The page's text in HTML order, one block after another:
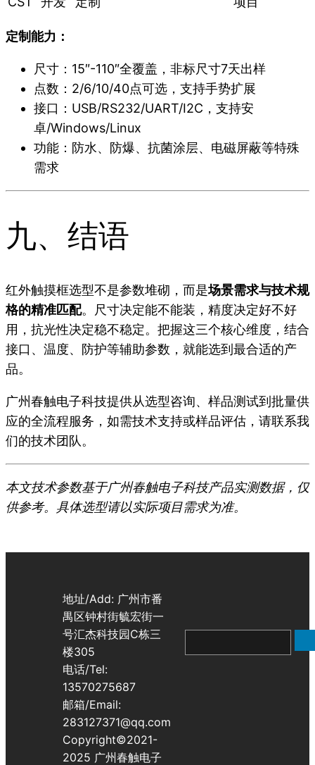
定制能力：
尺寸：15″-110″全覆盖，非标尺寸7天出样
点数：2/6/10/40点可选，支持手势扩展
接口：USB/RS232/UART/I2C，支持安
卓/Windows/Linux
功能：防水、防爆、抗菌涂层、电磁屏蔽等特殊
需求
九、结语
红外触摸框选型不是参数堆砌，而是场景需求与技术规
格的精准匹配。尺寸决定能不能装，精度决定好不好
用，抗光性决定稳不稳定。把握这三个核心维度，结合
接口、温度、防护等辅助参数，就能选到最合适的产
品。
广州春触电子科技提供从选型咨询、样品测试到批量供
应的全流程服务，如需技术支持或样品评估，请联系我
们的技术团队。
本文技术参数基于广州春触电子科技产品实测数据，仅
供参考。具体选型请以实际项目需求为准。
地址/Add: 广州市番
禺区钟村街毓宏街一
号汇杰科技园C栋三
楼305
电话/Tel:
13570275687
邮箱/Email:
283127371@qq.com
Copyright©2021-
2025 广州春触电子
索